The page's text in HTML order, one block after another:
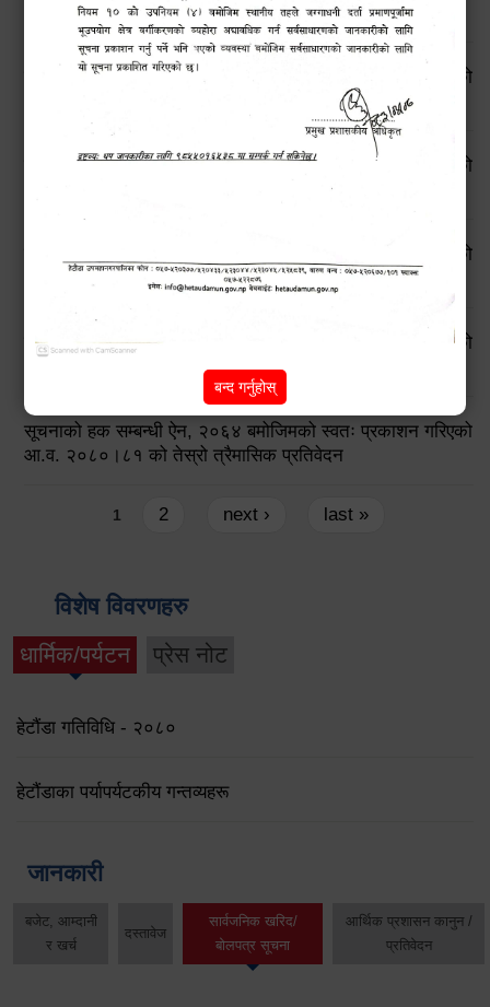
आ.व. २०८१।८२ को चौथो त्रैमासिक प्रतिवेदन
सूचनाको हक सम्बन्धी ऐन, २०६४ बमोजिमको स्वतः प्रकाशन गरिएको
आ.व. २०८१।८२ को तेस्रो त्रैमासिक प्रतिवेदन
सूचनाको हक सम्बन्धी ऐन, २०६४ बमोजिमको स्वतः प्रकाशन गरिएको
आ.व. २०८१।८२ को दोस्रो त्रैमासिक प्रतिवेदन
सूचनाको हक सम्बन्धी ऐन, २०६४ बमोजिमको स्वतः प्रकाशन गरिएको
आ.व. २०८१।८२ को प्रथम त्रैमासिक प्रतिवेदन
सूचनाको हक सम्बन्धी ऐन, २०६४ बमोजिमको स्वतः प्रकाशन गरिएको
आ.व. २०८०।८१ को चौथो त्रैमासिक प्रतिवेदन
सूचनाको हक सम्बन्धी ऐन, २०६४ बमोजिमको स्वतः प्रकाशन गरिएको
आ.व. २०८०।८१ को तेस्रो त्रैमासिक प्रतिवेदन
1 2 next › last »
विशेष विवरणहरु
धार्मिक/पर्यटन प्रेस नोट
हेटौंडा गतिविधि - २०८०
हेटौंडाका पर्यापर्यटकीय गन्तव्यहरू
जानकारी
बजेट, आम्दानी
र खर्च
दस्तावेज
सार्वजनिक खरिद/
बोलपत्र सूचना
आर्थिक प्रशासन कानुन /
प्रतिवेदन
बन्द गर्नुहोस्